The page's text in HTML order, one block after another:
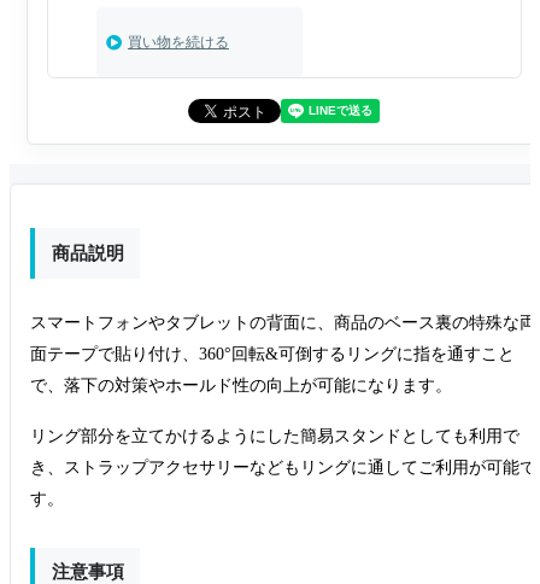
買い物を続ける
商品説明
スマートフォンやタブレットの背面に、商品のベース裏の特殊な両
面テープで貼り付け、360°回転&可倒するリングに指を通すこと
で、落下の対策やホールド性の向上が可能になります。
リング部分を立てかけるようにした簡易スタンドとしても利用で
き、ストラップアクセサリーなどもリングに通してご利用が可能で
す。
注意事項